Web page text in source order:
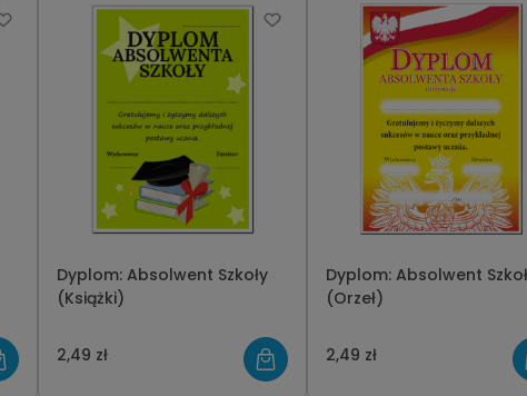
Dyplom: Absolwent Szkoły
(Książki)
2,49 zł
Dyplom: Absolwent
(Orzeł)
2,49 zł